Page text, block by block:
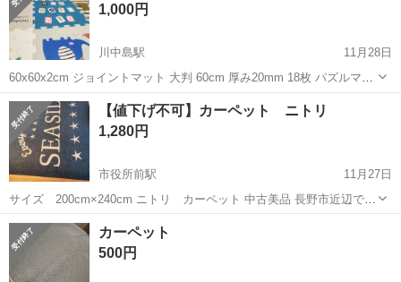
事内容>寸法測定、...1,000円
川中島駅
11月28日
60x60x2cm ジョイントマット 大判 60cm 厚み20mm 18枚 パズルマッ
ト 防音 保温
長野 長野市 川中島駅 カーペット/マット/ラグ
ジョイント
【値下げ不可】カーペット ニトリ
1,280円
市役所前駅
11月27日
サイズ 200cm×240cm ニトリ カーペット 中古美品 長野市近辺でし
たら直接お届け相談可
長野 長野市 市役所前駅
カーペット
カーペット
500円